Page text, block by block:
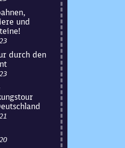
und
durch den